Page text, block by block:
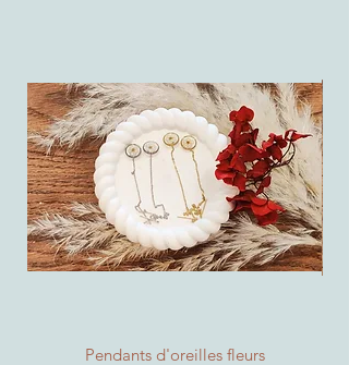
Pendants d'oreilles fleurs